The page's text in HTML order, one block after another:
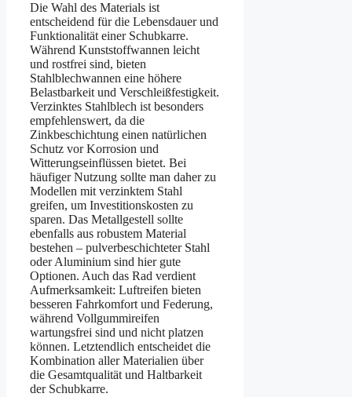
Die Wahl des Materials ist
entscheidend für die Lebensdauer und
Funktionalität einer Schubkarre.
Während Kunststoffwannen leicht
und rostfrei sind, bieten
Stahlblechwannen eine höhere
Belastbarkeit und Verschleißfestigkeit.
Verzinktes Stahlblech ist besonders
empfehlenswert, da die
Zinkbeschichtung einen natürlichen
Schutz vor Korrosion und
Witterungseinflüssen bietet. Bei
häufiger Nutzung sollte man daher zu
Modellen mit verzinktem Stahl
greifen, um Investitionskosten zu
sparen. Das Metallgestell sollte
ebenfalls aus robustem Material
bestehen – pulverbeschichteter Stahl
oder Aluminium sind hier gute
Optionen. Auch das Rad verdient
Aufmerksamkeit: Luftreifen bieten
besseren Fahrkomfort und Federung,
während Vollgummireifen
wartungsfrei sind und nicht platzen
können. Letztendlich entscheidet die
Kombination aller Materialien über
die Gesamtqualität und Haltbarkeit
der Schubkarre.